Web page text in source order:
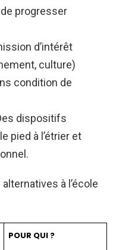
progresser
d’intérêt
culture)
condition de
dispositifs
pied à l’étrier et
à l’école
POUR QUI ?